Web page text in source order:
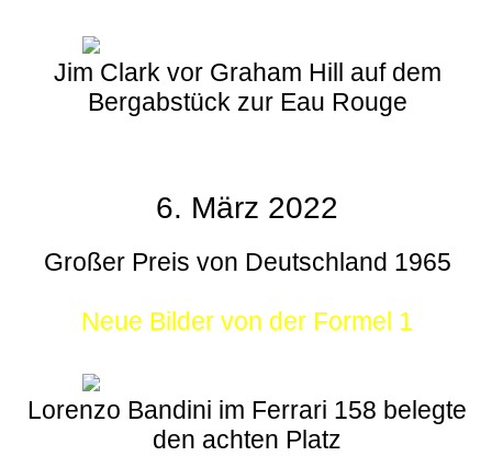
Jim Clark vor Graham Hill auf dem
Bergabstück zur Eau Rouge
6. März 2022
Großer Preis von Deutschland 1965
Neue Bilder von der Formel 1
Lorenzo Bandini im Ferrari 158 belegte
den achten Platz